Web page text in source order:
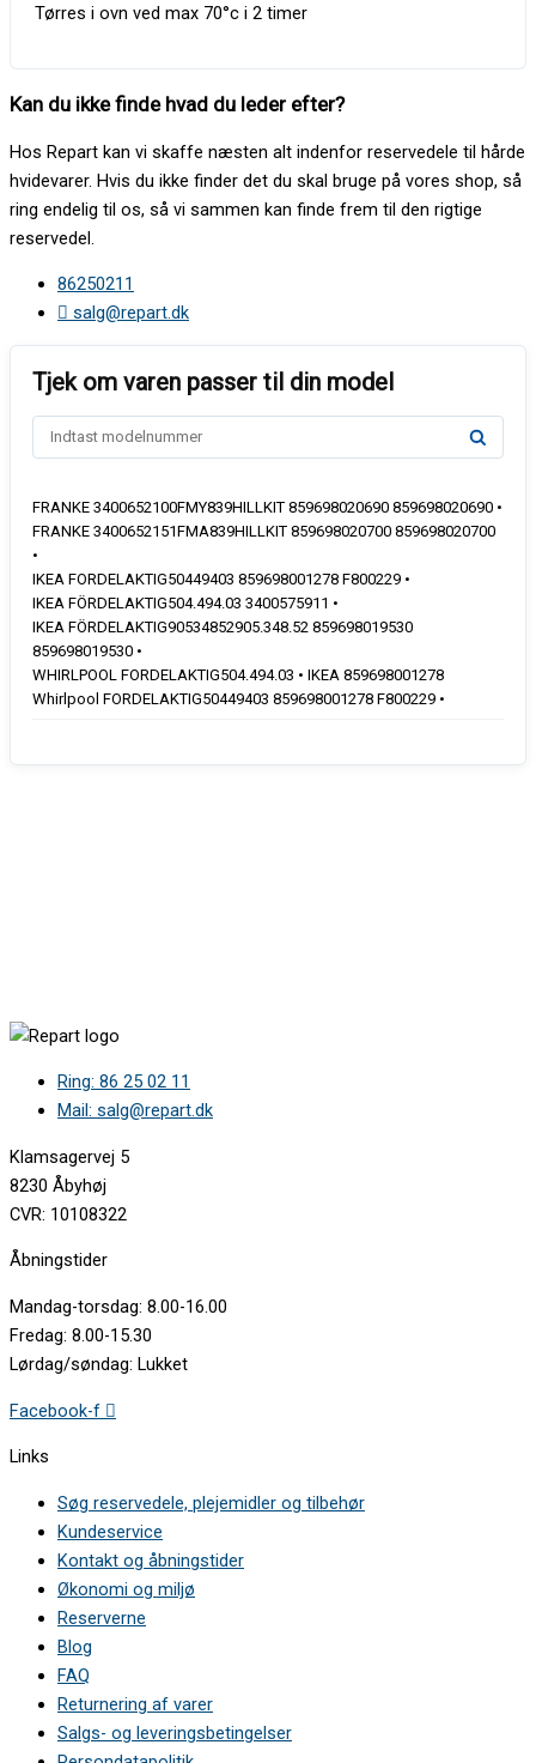
Tørres i ovn ved max 70°c i 2 timer
Kan du ikke finde hvad du leder efter?
Hos Repart kan vi skaffe næsten alt indenfor reservedele til hårde
hvidevarer. Hvis du ikke finder det du skal bruge på vores shop, så
ring endelig til os, så vi sammen kan finde frem til den rigtige
reservedel.
86250211
salg@repart.dk
FRANKE 3400652100FMY839HILLKIT 859698020690 859698020690 •
FRANKE 3400652151FMA839HILLKIT 859698020700 859698020700
•
IKEA FORDELAKTIG50449403 859698001278 F800229 •
IKEA FÖRDELAKTIG504.494.03 3400575911 •
IKEA FÖRDELAKTIG90534852905.348.52 859698019530
859698019530 •
WHIRLPOOL FORDELAKTIG504.494.03 • IKEA 859698001278
Whirlpool FORDELAKTIG50449403 859698001278 F800229 •
Ring: 86 25 02 11
Mail: salg@repart.dk
Klamsagervej 5
8230 Åbyhøj
CVR: 10108322
Åbningstider
Mandag-torsdag: 8.00-16.00
Fredag: 8.00-15.30
Lørdag/søndag: Lukket
Facebook-f
Links
Søg reservedele, plejemidler og tilbehør
Kundeservice
Kontakt og åbningstider
Økonomi og miljø
Reserverne
Blog
FAQ
Returnering af varer
Salgs- og leveringsbetingelser